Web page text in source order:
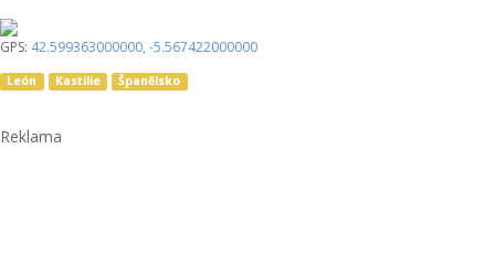
GPS: 42.599363000000, -5.567422000000
León Kastilie Španělsko
Reklama